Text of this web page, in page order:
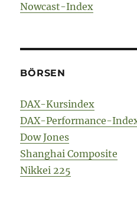
Nowcast-Index
BÖRSEN
DAX-Kursindex
DAX-Performance-
Dow Jones
Shanghai Composite
Nikkei 225